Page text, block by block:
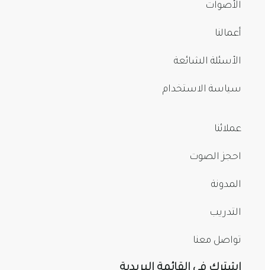
الأصوات
أعمالنا
الأسئلة الشائعة
سياسة الاستخدام
عملائنا
احجز الصوت
المدونة
التدريب
تواصل معنا